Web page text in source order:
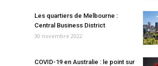
Les quartiers de Melbourne :
Central Business District
30 novembre 2022
COVID-19 en Australie : le point sur